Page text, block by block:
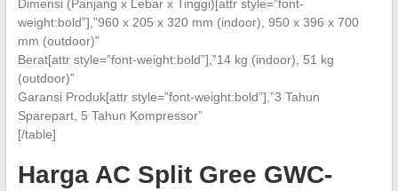
Dimensi (Panjang x Lebar x Tinggi)[attr style=”font-
weight:bold”],”960 x 205 x 320 mm (indoor), 950 x 396 x 700
mm (outdoor)”
Berat[attr style=”font-weight:bold”],”14 kg (indoor), 51 kg
(outdoor)”
Garansi Produk[attr style=”font-weight:bold”],”3 Tahun
Sparepart, 5 Tahun Kompressor”
[/table]
Harga AC Split Gree GWC-